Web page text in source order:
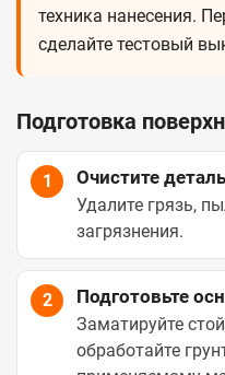
техника нанесения.
сделайте тестовый
Подготовка
1 Очистите деталь
Удалите грязь,
загрязнения.
2 Подготовьте
Заматируйте
обработайте